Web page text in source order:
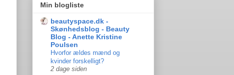
Min blogliste
beautyspace.dk -
Skønhedsblog - Beauty
Blog - Anette Kristine
Poulsen
Hvorfor ældes mænd og
kvinder forskelligt?
2 dage siden